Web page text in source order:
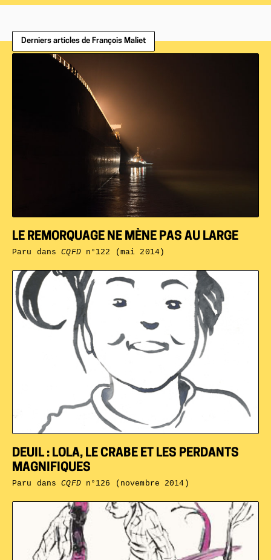
Derniers articles de François Maliet
DEUIL : LOLA, LE CRABE ET LES PERDANTS
MAGNIFIQUES
Paru dansCQFDn°126 (novembre 2014)
LE REMORQUAGE NE MÈNE PAS AU LARGE
Paru dansCQFDn°122 (mai 2014)